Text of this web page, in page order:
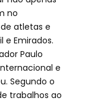
no
atletas e
e Emirados.
Paulo
e
Segundo o
trabalhos ao